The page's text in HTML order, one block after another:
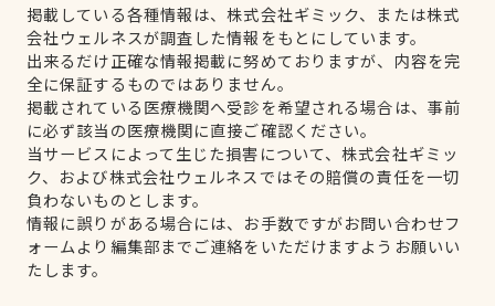
掲載している各種情報は、株式会社ギミック、または株式
会社ウェルネスが調査した情報をもとにしています。
出来るだけ正確な情報掲載に努めておりますが、内容を完
全に保証するものではありません。
掲載されている医療機関へ受診を希望される場合は、事前
に必ず該当の医療機関に直接ご確認ください。
当サービスによって生じた損害について、株式会社ギミッ
ク、および株式会社ウェルネスではその賠償の責任を一切
負わないものとします。
情報に誤りがある場合には、お手数ですがお問い合わせフ
ォームより編集部までご連絡をいただけますようお願いい
たします。